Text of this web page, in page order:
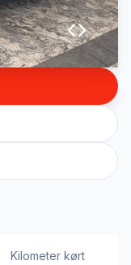
Kilometer kørt